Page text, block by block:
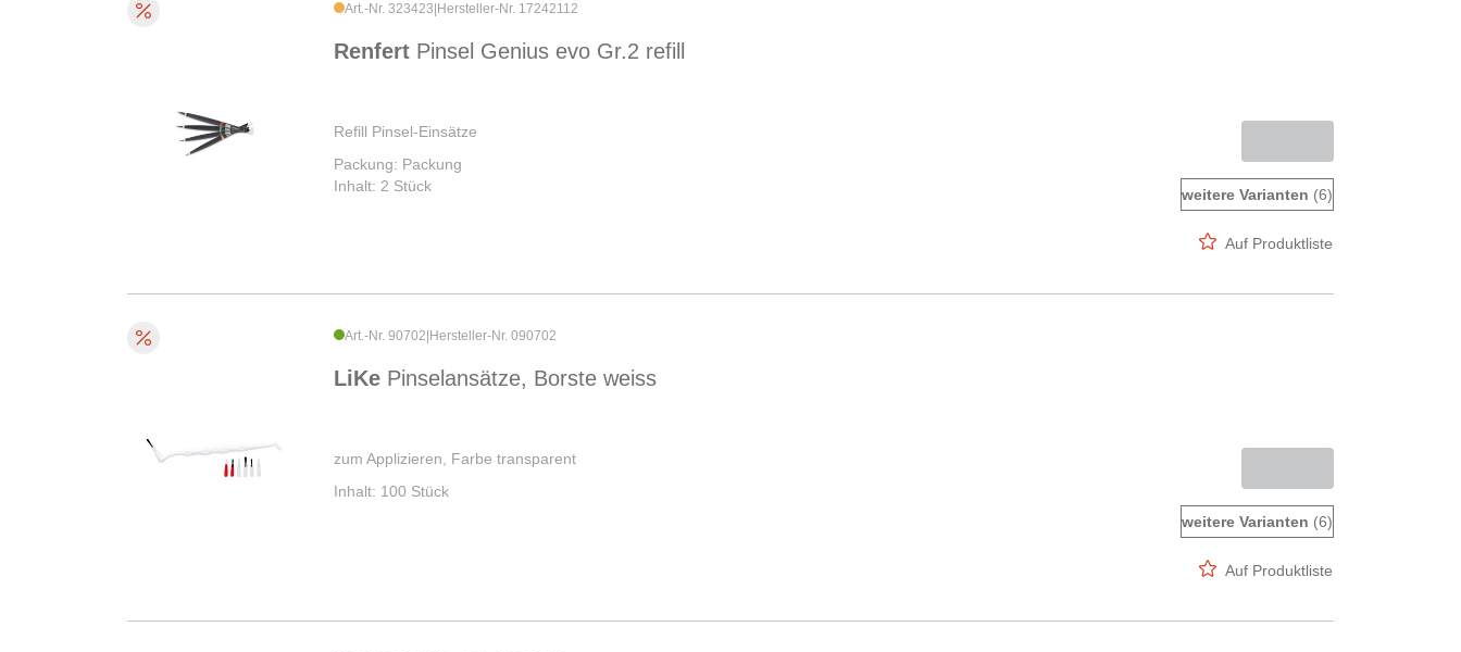
Art.-Nr. 323423 Hersteller-Nr. 17242112
Renfert Pinsel Genius evo Gr.2 refill
Refill Pinsel-Einsätze
Packung: Packung
Inhalt: 2 Stück
weitere Varianten (6)
Auf Produktliste
Art.-Nr. 90702 Hersteller-Nr. 090702
LiKe Pinselansätze, Borste weiss
zum Applizieren, Farbe transparent
Inhalt: 100 Stück
weitere Varianten (6)
Auf Produktliste